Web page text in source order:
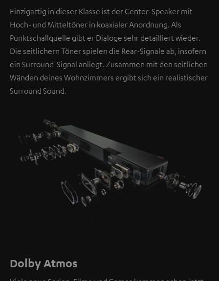
Einzigartig in dieser Klasse ist der Center-Speaker mit
Hoch- und Mitteltöner in koaxialer Anordnung. Als
Punktschallquelle gibt er Dialoge sehr detailliert wieder.
Die seitlichern Töner spielen die Rear-Signale ab, insofern
ein Surround-Signal anliegt. Zusammen mit den seitlichen
Wänden deines Wohnzimmers ergibt sich ein realistischer
Surround Sound.
Dolby Atmos